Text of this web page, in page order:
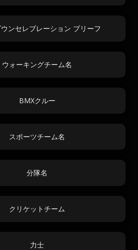
ンセレブレーション ブリーフ
ウォーキングチーム名
BMXクルー
スポーツチーム名
分隊名
クリケットチーム
力士